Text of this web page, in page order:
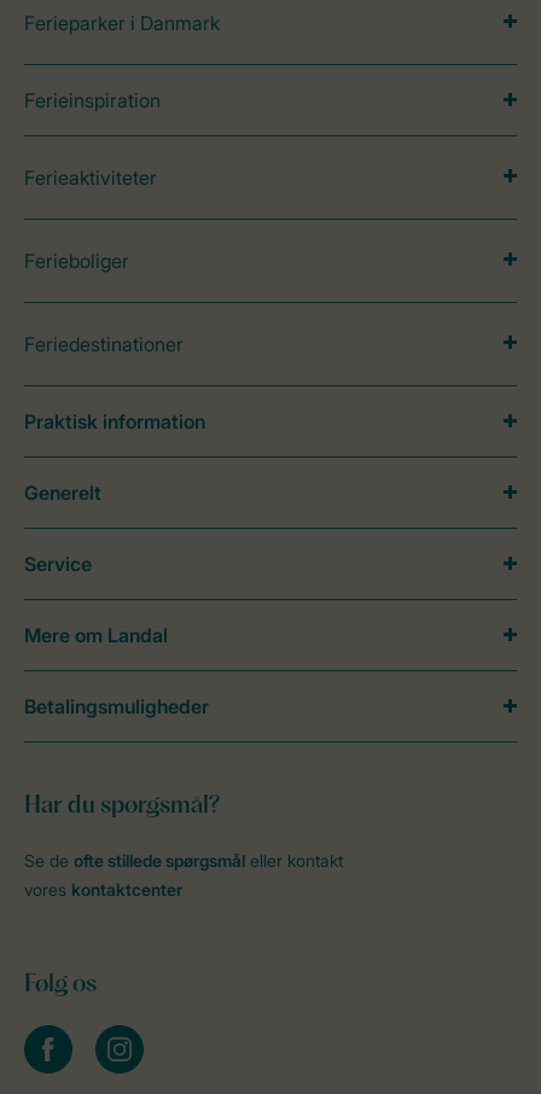
Ferieparker i Danmark
Ferieinspiration
Ferieaktiviteter
Ferieboliger
Feriedestinationer
Har du spørgsmål?
Se de ofte stillede spørgsmål eller kontakt
vores kontaktcenter
Følg os
facebookinstagram
Praktisk information
Generelt
Service
Mere om Landal
Betalingsmuligheder